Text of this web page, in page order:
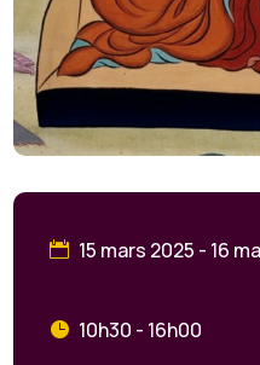
15 mars 2025 - 16
10h30 - 16h00